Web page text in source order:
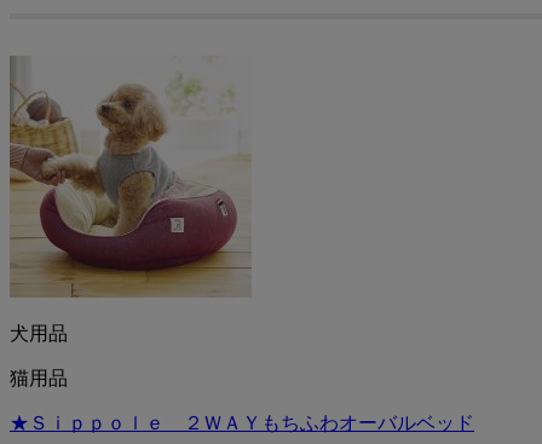
犬用品
猫用品
★Ｓｉｐｐｏｌｅ ２ＷＡＹもちふわオーバルベッド